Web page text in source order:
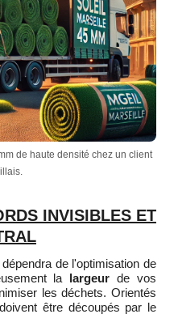
de haute densité chez un client
INVISIBLES ET
de l'optimisation de
la largeur de vos
les déchets. Orientés
être découpés par le